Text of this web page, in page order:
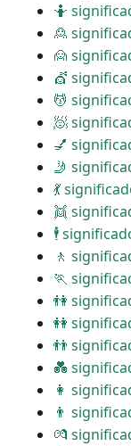
🤷
🙎
🙍
💇
💆
🧖
💅
🤳
💃
👯
🕴
🚶
🏃
👫
👭
👬
💑
👩
👨
💏